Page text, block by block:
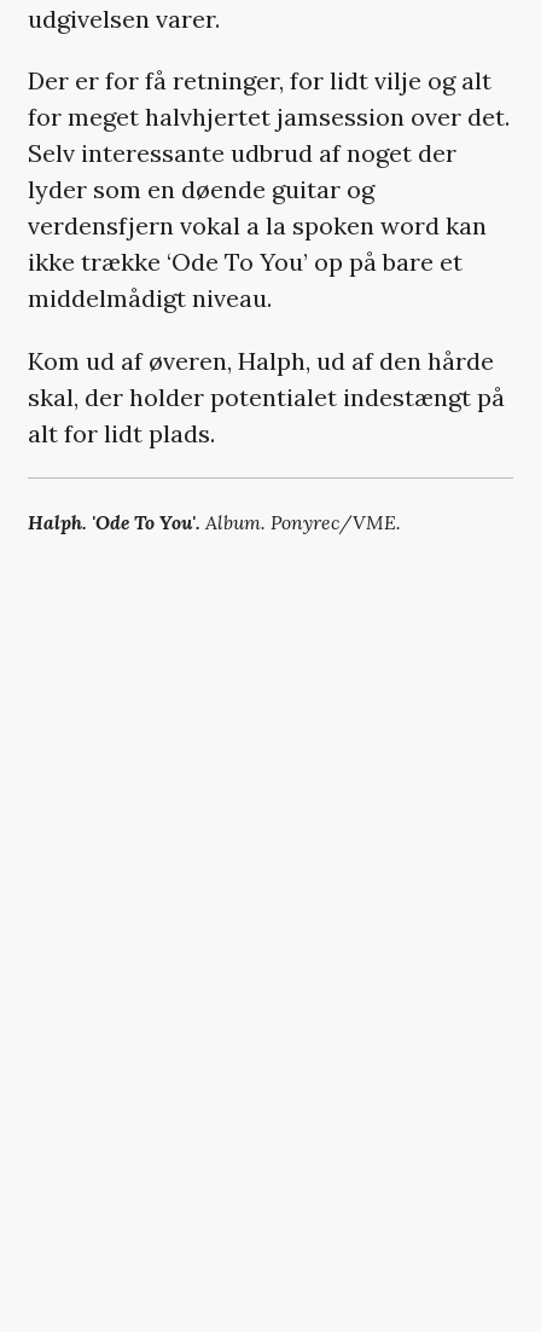
udgivelsen varer.
Der er for få retninger, for lidt vilje og alt
for meget halvhjertet jamsession over det.
Selv interessante udbrud af noget der
lyder som en døende guitar og
verdensfjern vokal a la spoken word kan
ikke trække ‘Ode To You’ op på bare et
middelmådigt niveau.
Kom ud af øveren, Halph, ud af den hårde
skal, der holder potentialet indestængt på
alt for lidt plads.
Halph. 'Ode To You'. Album. Ponyrec/VME.